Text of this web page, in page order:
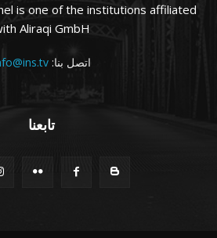
is one of the institutions affiliated
Aliraqi GmbH
اتصل بنا:
تابعنا